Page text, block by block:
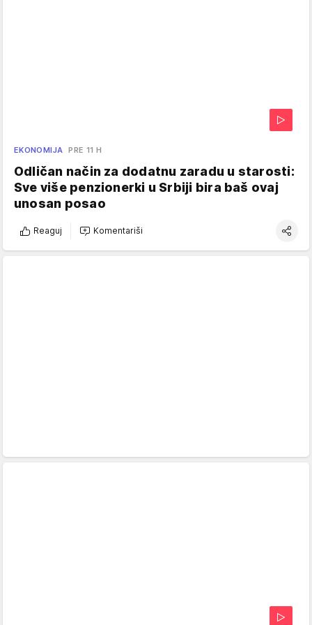
EKONOMIJA PRE 11 H
Odličan način za dodatnu zaradu u starosti:
Sve više penzionerki u Srbiji bira baš ovaj
unosan posao
Reaguj Komentariši